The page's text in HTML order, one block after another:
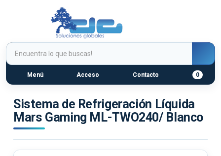
Menú Acceso Contacto 0
Sistema de Refrigeración Líquida
Mars Gaming ML-TWO240/ Blanco